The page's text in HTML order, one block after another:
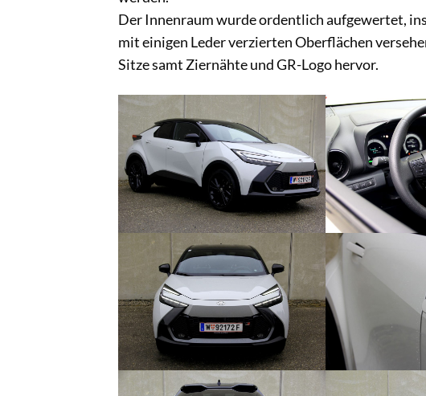
Der Innenraum wurde ordentlich aufgewertet,
mit einigen Leder verzierten Oberflächen
Sitze samt Ziernähte und GR-Logo hervor.